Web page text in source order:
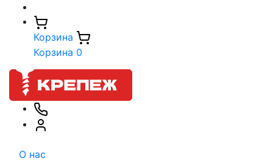
Корзина
Корзина 0
О нас